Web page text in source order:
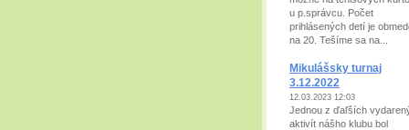
u p.správcu. Počet
prihlásených detí je
na 20. Tešíme sa na...
Mikulášsky turnaj
3.12.2022
12.03.2023 12:03
Jednou z ďaľších
aktivít nášho klubu bol